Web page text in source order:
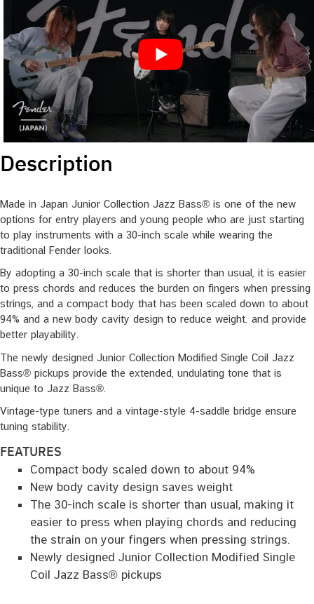
Description
Made in Japan Junior Collection Jazz Bass® is one of the new
options for entry players and young people who are just starting
to play instruments with a 30-inch scale while wearing the
traditional Fender looks.
By adopting a 30-inch scale that is shorter than usual, it is easier
to press chords and reduces the burden on fingers when pressing
strings, and a compact body that has been scaled down to about
94% and a new body cavity design to reduce weight. and provide
better playability.
The newly designed Junior Collection Modified Single Coil Jazz
Bass® pickups provide the extended, undulating tone that is
unique to Jazz Bass®.
Vintage-type tuners and a vintage-style 4-saddle bridge ensure
tuning stability.
FEATURES
Compact body scaled down to about 94%
New body cavity design saves weight
The 30-inch scale is shorter than usual, making it
easier to press when playing chords and reducing
the strain on your fingers when pressing strings.
Newly designed Junior Collection Modified Single
Coil Jazz Bass® pickups